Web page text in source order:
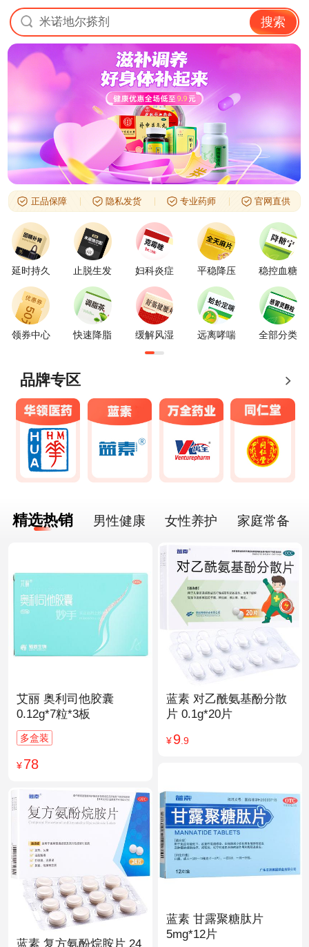
米诺地尔搽剂 搜索
正品保障 隐私发货 专业药师 官网直供
延时持久 止脱生发 妇科炎症 平稳降压 稳控血糖
领券中心 快速降脂 缓解风湿 远离哮喘 全部分类
品牌专区
精选热销 男性健康 女性养护 家庭常备
艾丽 奥利司他胶囊
0.12g*7粒*3板
多盒装
¥78
蓝素 对乙酰氨基酚分散
片 0.1g*20片
¥9.9
蓝素 甘露聚糖肽片
5mg*12片
蓝素 复方氨酚烷胺片 24